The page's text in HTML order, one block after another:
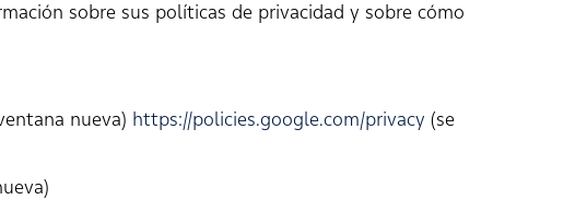
sobre sus políticas de privacidad y sobre cómo
nueva) https://policies.google.com/privacy (se